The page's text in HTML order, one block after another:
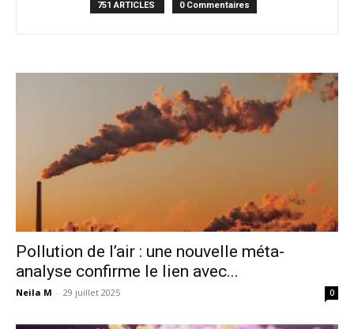
751 ARTICLES 0 Commentaires
Pollution de l’air : une nouvelle méta-
analyse confirme le lien avec...
Neila M - 29 juillet 2025 0